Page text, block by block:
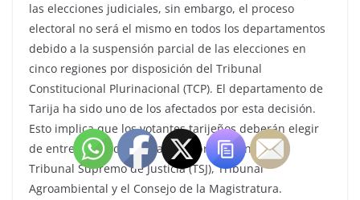
las elecciones judiciales, sin embargo, el proceso
electoral no será el mismo en todos los departamentos
debido a la suspensión parcial de las elecciones en
cinco regiones por disposición del Tribunal
Constitucional Plurinacional (TCP). El departamento de
Tarija ha sido uno de los afectados por esta decisión.
Esto implica que los votantes tarijeños deberán elegir
de entre 38 candidatos a los representantes del
Tribunal Supremo de Justicia (TSJ), Tribunal
Agroambiental y el Consejo de la Magistratura.